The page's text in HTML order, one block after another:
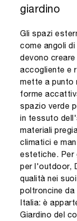
giardino
Gli spazi
come angoli
devono
accogliente e
mette a punto
forme
spazio verde
in tessuto
materiali
climatici e
estetiche. Per
per l'outdoor,
qualità nei
poltroncine da
Italia: è
Giardino del